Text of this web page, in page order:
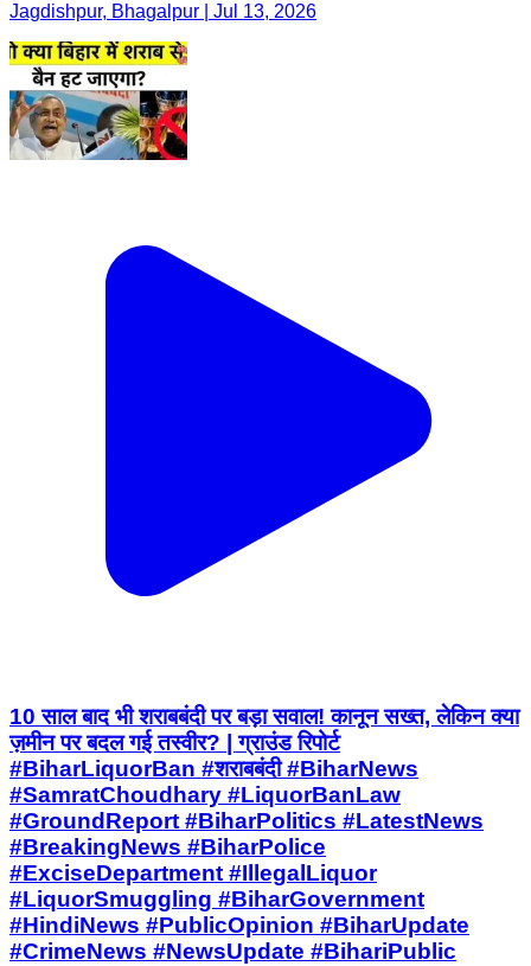
Jagdishpur, Bhagalpur | Jul 13, 2026
10 साल बाद भी शराबबंदी पर बड़ा सवाल! कानून सख्त, लेकिन क्या
ज़मीन पर बदल गई तस्वीर? | ग्राउंड रिपोर्ट
#BiharLiquorBan #शराबबंदी #BiharNews
#SamratChoudhary #LiquorBanLaw
#GroundReport #BiharPolitics #LatestNews
#BreakingNews #BiharPolice
#ExciseDepartment #IllegalLiquor
#LiquorSmuggling #BiharGovernment
#HindiNews #PublicOpinion #BiharUpdate
#CrimeNews #NewsUpdate #BihariPublic